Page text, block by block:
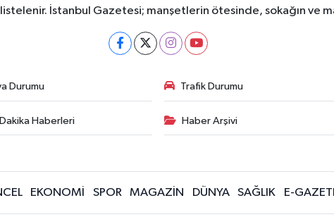
İstanbul Gazetesi; manşetlerin ötesinde, sokağın ve
Durumu Trafik Durumu
Haberleri Haber Arşivi
EKONOMİ SPOR MAGAZİN DÜNYA SAĞLIK E-